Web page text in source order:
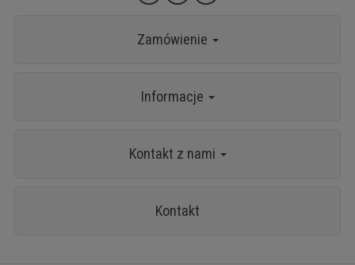
Zamówienie
Informacje
Kontakt z nami
Kontakt